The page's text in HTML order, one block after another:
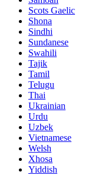
Scots Gaelic
Shona
Sindhi
Sundanese
Swahili
Tajik
Tamil
Telugu
Thai
Ukrainian
Urdu
Uzbek
Vietnamese
Welsh
Xhosa
Yiddish